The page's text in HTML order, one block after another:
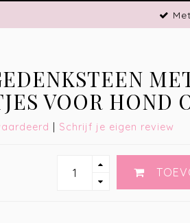
VOOR HOND
| Schrijf je eigen review